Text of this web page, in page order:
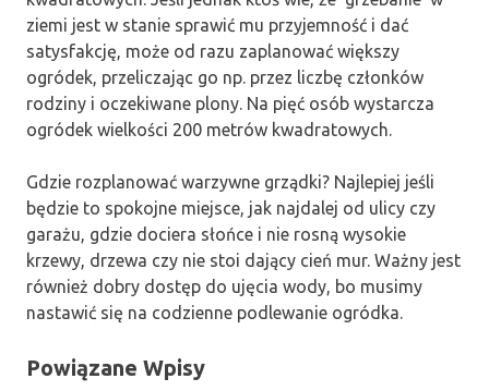
ziemi jest w stanie sprawić mu przyjemność i dać
satysfakcję, może od razu zaplanować większy
ogródek, przeliczając go np. przez liczbę członków
rodziny i oczekiwane plony. Na pięć osób wystarcza
ogródek wielkości 200 metrów kwadratowych.
Gdzie rozplanować warzywne grządki? Najlepiej jeśli
będzie to spokojne miejsce, jak najdalej od ulicy czy
garażu, gdzie dociera słońce i nie rosną wysokie
krzewy, drzewa czy nie stoi dający cień mur. Ważny jest
również dobry dostęp do ujęcia wody, bo musimy
nastawić się na codzienne podlewanie ogródka.
Powiązane Wpisy